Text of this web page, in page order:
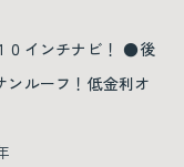
０インチナビ！ ●後
ンルーフ！低金利オ